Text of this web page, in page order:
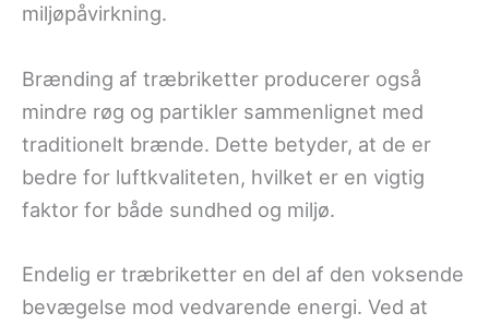
miljøpåvirkning.
Brænding af træbriketter producerer også
mindre røg og partikler sammenlignet med
traditionelt brænde. Dette betyder, at de er
bedre for luftkvaliteten, hvilket er en vigtig
faktor for både sundhed og miljø.
Endelig er træbriketter en del af den voksende
bevægelse mod vedvarende energi. Ved at